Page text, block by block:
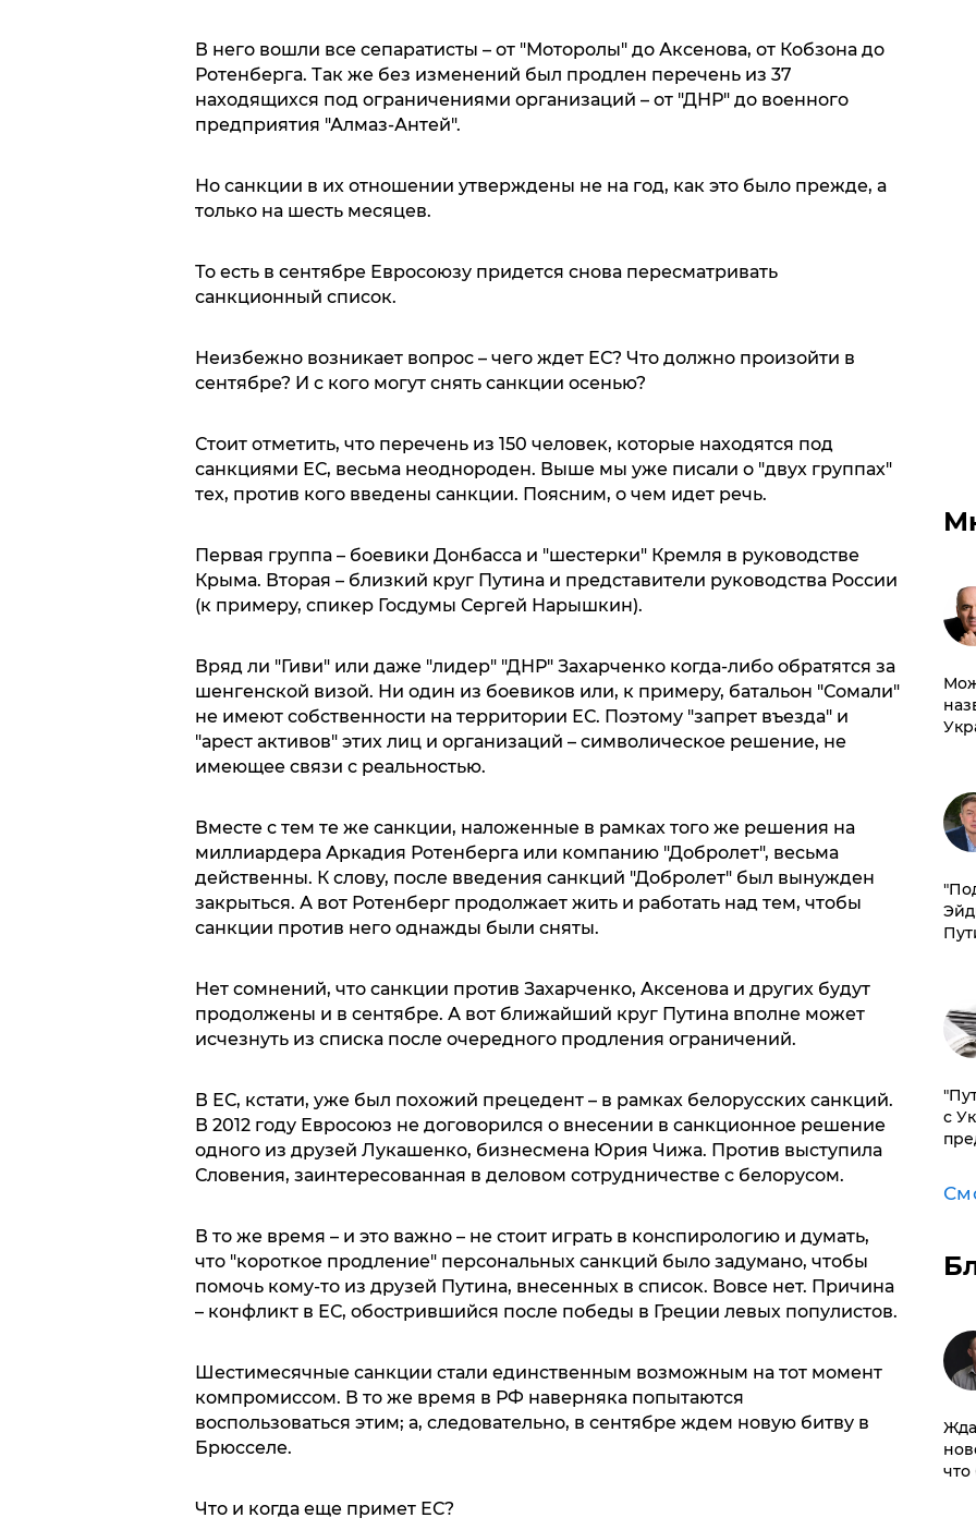
В него вошли все сепаратисты – от "Моторолы" до Аксенова, от Кобзона до
Ротенберга. Так же без изменений был продлен перечень из 37
находящихся под ограничениями организаций – от "ДНР" до военного
предприятия "Алмаз-Антей".
Но санкции в их отношении утверждены не на год, как это было прежде, а
только на шесть месяцев.
То есть в сентябре Евросоюзу придется снова пересматривать
санкционный список.
Неизбежно возникает вопрос – чего ждет ЕС? Что должно произойти в
сентябре? И с кого могут снять санкции осенью?
Стоит отметить, что перечень из 150 человек, которые находятся под
санкциями ЕС, весьма неоднороден. Выше мы уже писали о "двух группах"
тех, против кого введены санкции. Поясним, о чем идет речь.
Первая группа – боевики Донбасса и "шестерки" Кремля в руководстве
Крыма. Вторая – близкий круг Путина и представители руководства России
(к примеру, спикер Госдумы Сергей Нарышкин).
Вряд ли "Гиви" или даже "лидер" "ДНР" Захарченко когда-либо обратятся за
шенгенской визой. Ни один из боевиков или, к примеру, батальон "Сомали"
не имеют собственности на территории ЕС. Поэтому "запрет въезда" и
"арест активов" этих лиц и организаций – символическое решение, не
имеющее связи с реальностью.
Вместе с тем те же санкции, наложенные в рамках того же решения на
миллиардера Аркадия Ротенберга или компанию "Добролет", весьма
действенны. К слову, после введения санкций "Добролет" был вынужден
закрыться. А вот Ротенберг продолжает жить и работать над тем, чтобы
санкции против него однажды были сняты.
Нет сомнений, что санкции против Захарченко, Аксенова и других будут
продолжены и в сентябре. А вот ближайший круг Путина вполне может
исчезнуть из списка после очередного продления ограничений.
В ЕС, кстати, уже был похожий прецедент – в рамках белорусских санкций.
В 2012 году Евросоюз не договорился о внесении в санкционное решение
одного из друзей Лукашенко, бизнесмена Юрия Чижа. Против выступила
Словения, заинтересованная в деловом сотрудничестве с белорусом.
В то же время – и это важно – не стоит играть в конспирологию и думать,
что "короткое продление" персональных санкций было задумано, чтобы
помочь кому-то из друзей Путина, внесенных в список. Вовсе нет. Причина
– конфликт в ЕС, обострившийся после победы в Греции левых популистов.
Шестимесячные санкции стали единственным возможным на тот момент
компромиссом. В то же время в РФ наверняка попытаются
воспользоваться этим; а, следовательно, в сентябре ждем новую битву в
Брюсселе.
Что и когда еще примет ЕС?
с
что